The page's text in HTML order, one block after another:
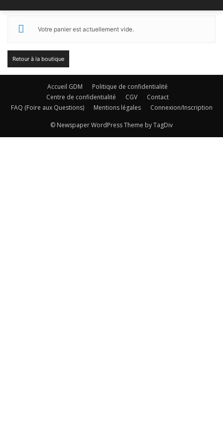
Votre panier est actuellement vide.
Retour à la boutique
Accueil GDM
Politique de confidentialité
Centre de confidentialité
CGV
Contact
FAQ (Foire aux Questions)
Mentions légales Connexion/Inscription
© Newspaper WordPress Theme by TagDiv